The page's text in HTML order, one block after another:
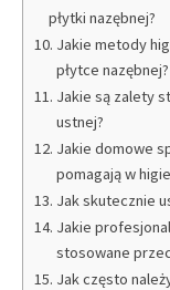
płytki nazębnej?
Jakie metody
płytce nazębnej?
Jakie są zalety
ustnej?
Jakie domowe
pomagają w
Jak skutecznie
Jakie
stosowane
Jak często